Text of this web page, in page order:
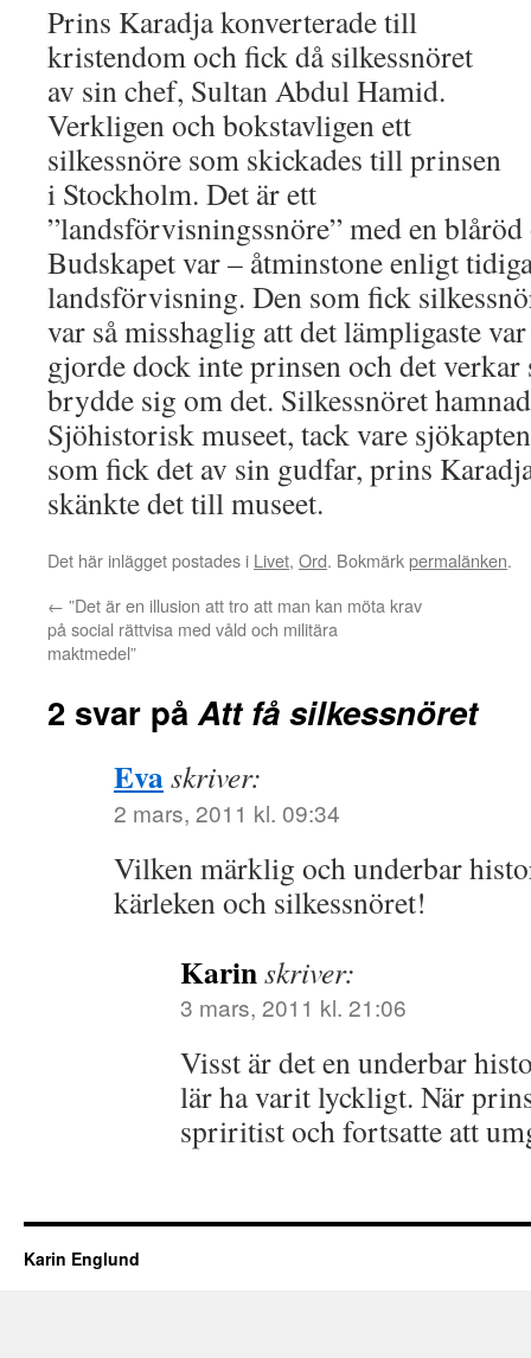
Prins Karadja konverterade till
kristendom och fick då silkessnöret
av sin chef, Sultan Abdul Hamid.
Verkligen och bokstavligen ett
silkessnöre som skickades till prinsen
i Stockholm. Det är ett
”landsförvisningssnöre” med en
Budskapet var – åtminstone enligt
landsförvisning. Den som fick
var så misshaglig att det lämpligaste
gjorde dock inte prinsen och det
brydde sig om det. Silkessnöret
Sjöhistorisk museet, tack vare
som fick det av sin gudfar, prins
skänkte det till museet.
Det här inlägget postades i Livet, Ord. Bokmärkpermalänken.
← ”Det är en illusion att tro att man kan möta krav
på social rättvisa med våld och militära
maktmedel”
2 svar påAtt få silkessnöret
Evaskriver:
2 mars, 2011 kl. 09:34
Vilken märklig och underbar
kärleken och silkessnöret!
Karinskriver:
3 mars, 2011 kl. 21:06
Visst är det en underbar
lär ha varit lyckligt. När
spriritist och fortsatte att
Karin Englund